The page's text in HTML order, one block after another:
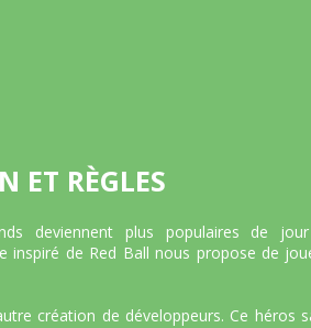
ET RÈGLES
deviennent plus populaires de
inspiré de Red Ball nous propose de
création de développeurs. Ce héros